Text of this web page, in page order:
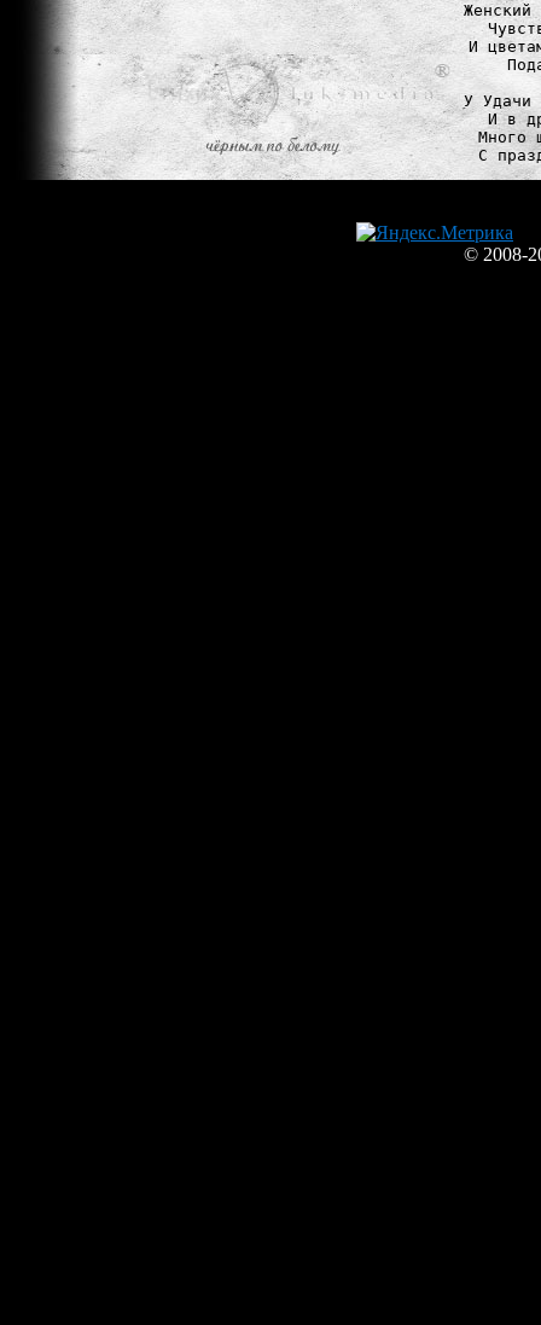
Женский
И
У Удачи
И в
Много
© 2008-